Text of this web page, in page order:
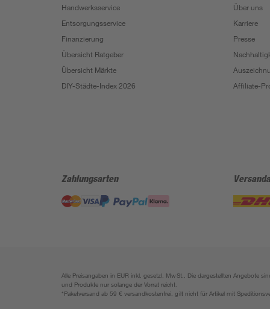
Handwerksservice
Entsorgungsservice
Finanzierung
Übersicht Ratgeber
Übersicht Märkte
DIY-Städte-Index 2026
Über uns
Karriere
Presse
Affiliate-
Zahlungsarten
Alle Preisangaben in EUR inkl. gesetzl. MwSt.. Die dargestellten Angebote
und Produkte nur solange der Vorrat reicht.
*Paketversand ab 59 € versandkostenfrei, gilt nicht für Artikel mit